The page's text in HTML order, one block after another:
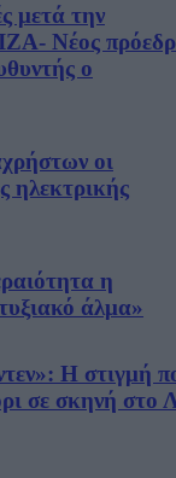
μετά την
Νέος
ο
οι
ηλεκτρικής
η
άλμα»
Η στιγμή
σε σκηνή στο